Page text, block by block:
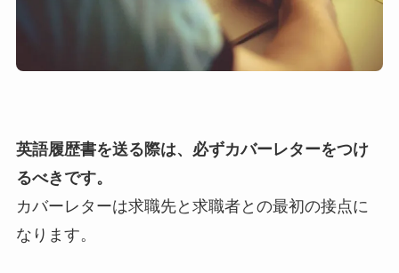
英語履歴書を送る際は、必ずカバーレターをつけ
るべきです。
カバーレターは求職先と求職者との最初の接点に
なります。